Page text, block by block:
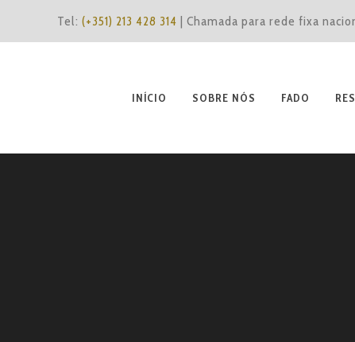
Tel: (+351) 213 428 314 | Chamada para rede fixa
INÍCIO SOBRE NÓS FADO